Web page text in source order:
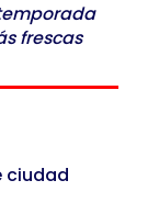
frescas
ciudad